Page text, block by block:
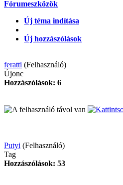
Fórumeszközök
Új téma indítása
Új hozzászólások
feratti (Felhasználó)
Újonc
Hozzászólások: 6
Putyi (Felhasználó)
Tag
Hozzászólások: 53